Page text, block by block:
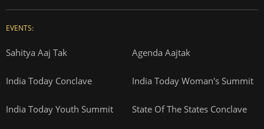
EVENTS:
Sahitya Aaj Tak Agenda Aajtak
India Today Conclave India Today Woman's Summit
India Today Youth Summit State Of The States Conclave